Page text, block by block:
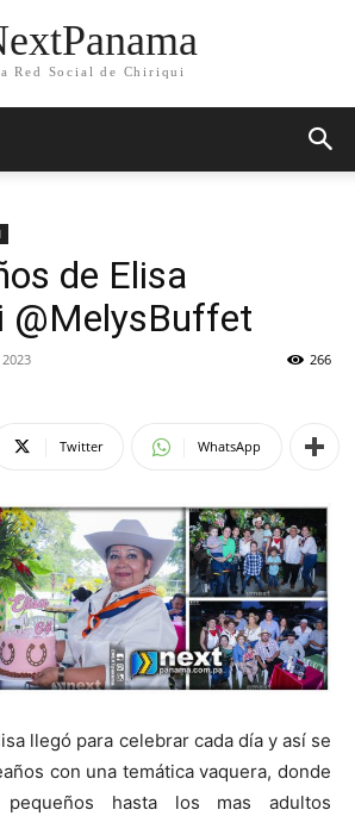
Red Social de Chiriqui
de Elisa
@MelysBuffet
266
Twitter WhatsApp
llegó para celebrar cada día y así se
con una temática vaquera, donde
hasta los mas adultos